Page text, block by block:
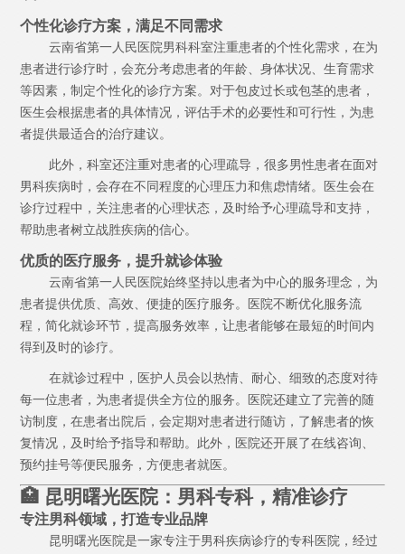
个性化诊疗方案，满足不同需求
云南省第一人民医院男科科室注重患者的个性化需求，在为
患者进行诊疗时，会充分考虑患者的年龄、身体状况、生育需求
等因素，制定个性化的诊疗方案。对于包皮过长或包茎的患者，
医生会根据患者的具体情况，评估手术的必要性和可行性，为患
者提供最适合的治疗建议。
此外，科室还注重对患者的心理疏导，很多男性患者在面对
男科疾病时，会存在不同程度的心理压力和焦虑情绪。医生会在
诊疗过程中，关注患者的心理状态，及时给予心理疏导和支持，
帮助患者树立战胜疾病的信心。
优质的医疗服务，提升就诊体验
云南省第一人民医院始终坚持以患者为中心的服务理念，为
患者提供优质、高效、便捷的医疗服务。医院不断优化服务流
程，简化就诊环节，提高服务效率，让患者能够在最短的时间内
得到及时的诊疗。
在就诊过程中，医护人员会以热情、耐心、细致的态度对待
每一位患者，为患者提供全方位的服务。医院还建立了完善的随
访制度，在患者出院后，会定期对患者进行随访，了解患者的恢
复情况，及时给予指导和帮助。此外，医院还开展了在线咨询、
预约挂号等便民服务，方便患者就医。
🏥 昆明曙光医院：男科专科，精准诊疗
专注男科领域，打造专业品牌
昆明曙光医院是一家专注于男科疾病诊疗的专科医院，经过